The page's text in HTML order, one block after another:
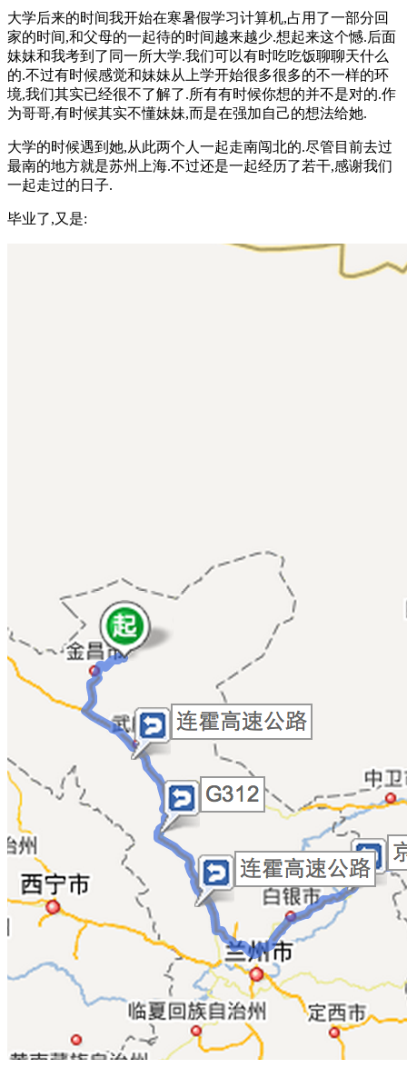
大学后来的时间我开始在寒暑假学习计算机,占用了一部分回
家的时间,和父母的一起待的时间越来越少.想起来这个憾.后面
妹妹和我考到了同一所大学.我们可以有时吃吃饭聊聊天什么
的.不过有时候感觉和妹妹从上学开始很多很多的不一样的环
境,我们其实已经很不了解了.所有有时候你想的并不是对的.作
为哥哥,有时候其实不懂妹妹,而是在强加自己的想法给她.
大学的时候遇到她,从此两个人一起走南闯北的.尽管目前去过
最南的地方就是苏州上海.不过还是一起经历了若干,感谢我们
一起走过的日子.
毕业了,又是: